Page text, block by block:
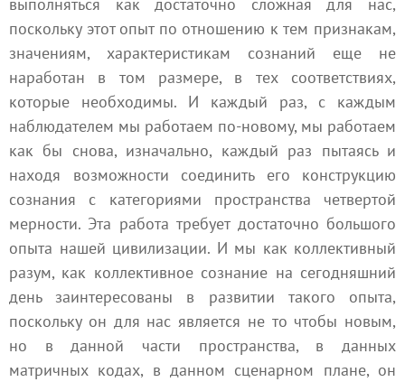
поскольку этот опыт по отношению к тем признакам,
значениям, характеристикам сознаний еще не
наработан в том размере, в тех соответствиях,
которые необходимы. И каждый раз, с каждым
наблюдателем мы работаем по-новому, мы работаем
как бы снова, изначально, каждый раз пытаясь и
находя возможности соединить его конструкцию
сознания с категориями пространства четвертой
мерности. Эта работа требует достаточно большого
опыта нашей цивилизации. И мы как коллективный
разум, как коллективное сознание на сегодняшний
день заинтересованы в развитии такого опыта,
поскольку он для нас является не то чтобы новым,
но в данной части пространства, в данных
матричных кодах, в данном сценарном плане, он